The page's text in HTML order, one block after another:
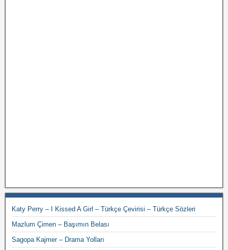
Katy Perry – I Kissed A Girl – Türkçe Çevirisi – Türkçe Sözleri
Mazlum Çimen – Başımın Belası
Sagopa Kajmer – Drama Yolları